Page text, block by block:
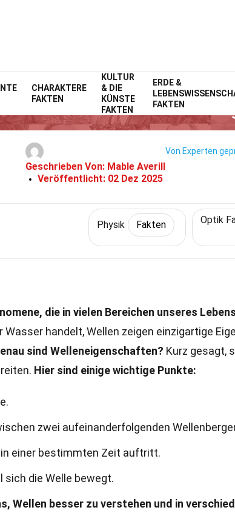
CHARAKTERE
FAKTEN
KULTUR
& DIE
KÜNSTE
FAKTEN
ERDE &
FAKTEN
Home WissenschaftFakten
35 Fakten Über
Geschrieben Von: Mable Averill
Veröffentlicht: 02 Dez 2025
Von Experten
Physik Fakten Optik
die in vielen Bereichen unseres
Wasser handelt, Wellen zeigen einzigartige
sind Welleneigenschaften? Kurz gesagt,
Hier sind einige wichtige Punkte:
zwei aufeinanderfolgenden
einer bestimmten Zeit auftritt.
sich die Welle bewegt.
Wellen besser zu verstehen und in